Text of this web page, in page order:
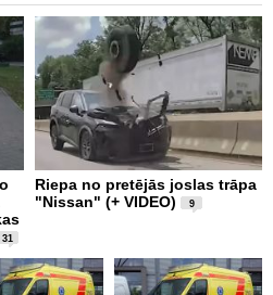
31
Riepa no pretējās joslas trāpa
"Nissan" (+ VIDEO)
9